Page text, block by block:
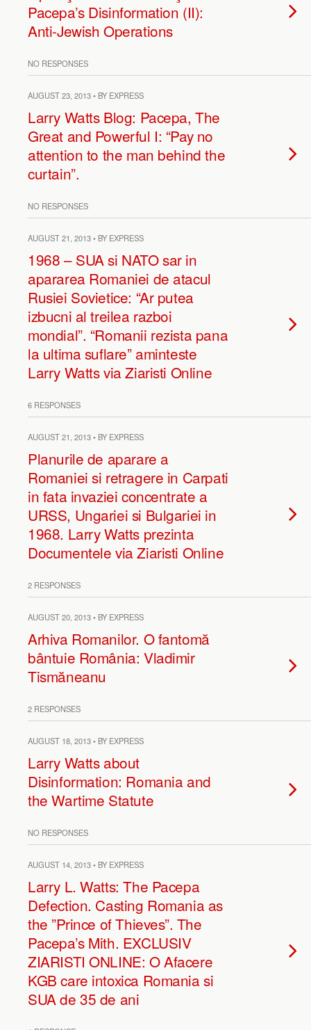
Pacepa’s Disinformation (II):
Anti-Jewish Operations
NO RESPONSES
AUGUST 23, 2013 • BY EXPRESS
Larry Watts Blog: Pacepa, The
Great and Powerful I: “Pay no
attention to the man behind the
curtain”.
NO RESPONSES
AUGUST 21, 2013 • BY EXPRESS
1968 – SUA si NATO sar in
apararea Romaniei de atacul
Rusiei Sovietice: “Ar putea
izbucni al treilea razboi
mondial”. “Romanii rezista pana
la ultima suflare” aminteste
Larry Watts via Ziaristi Online
6 RESPONSES
AUGUST 21, 2013 • BY EXPRESS
Planurile de aparare a
Romaniei si retragere in Carpati
in fata invaziei concentrate a
URSS, Ungariei si Bulgariei in
1968. Larry Watts prezinta
Documentele via Ziaristi Online
2 RESPONSES
AUGUST 20, 2013 • BY EXPRESS
Arhiva Romanilor. O fantomă
bântuie România: Vladimir
Tismăneanu
2 RESPONSES
AUGUST 18, 2013 • BY EXPRESS
Larry Watts about
Disinformation: Romania and
the Wartime Statute
NO RESPONSES
AUGUST 14, 2013 • BY EXPRESS
Larry L. Watts: The Pacepa
Defection. Casting Romania as
the ”Prince of Thieves”. The
Pacepa’s Mith. EXCLUSIV
ZIARISTI ONLINE: O Afacere
KGB care intoxica Romania si
SUA de 35 de ani